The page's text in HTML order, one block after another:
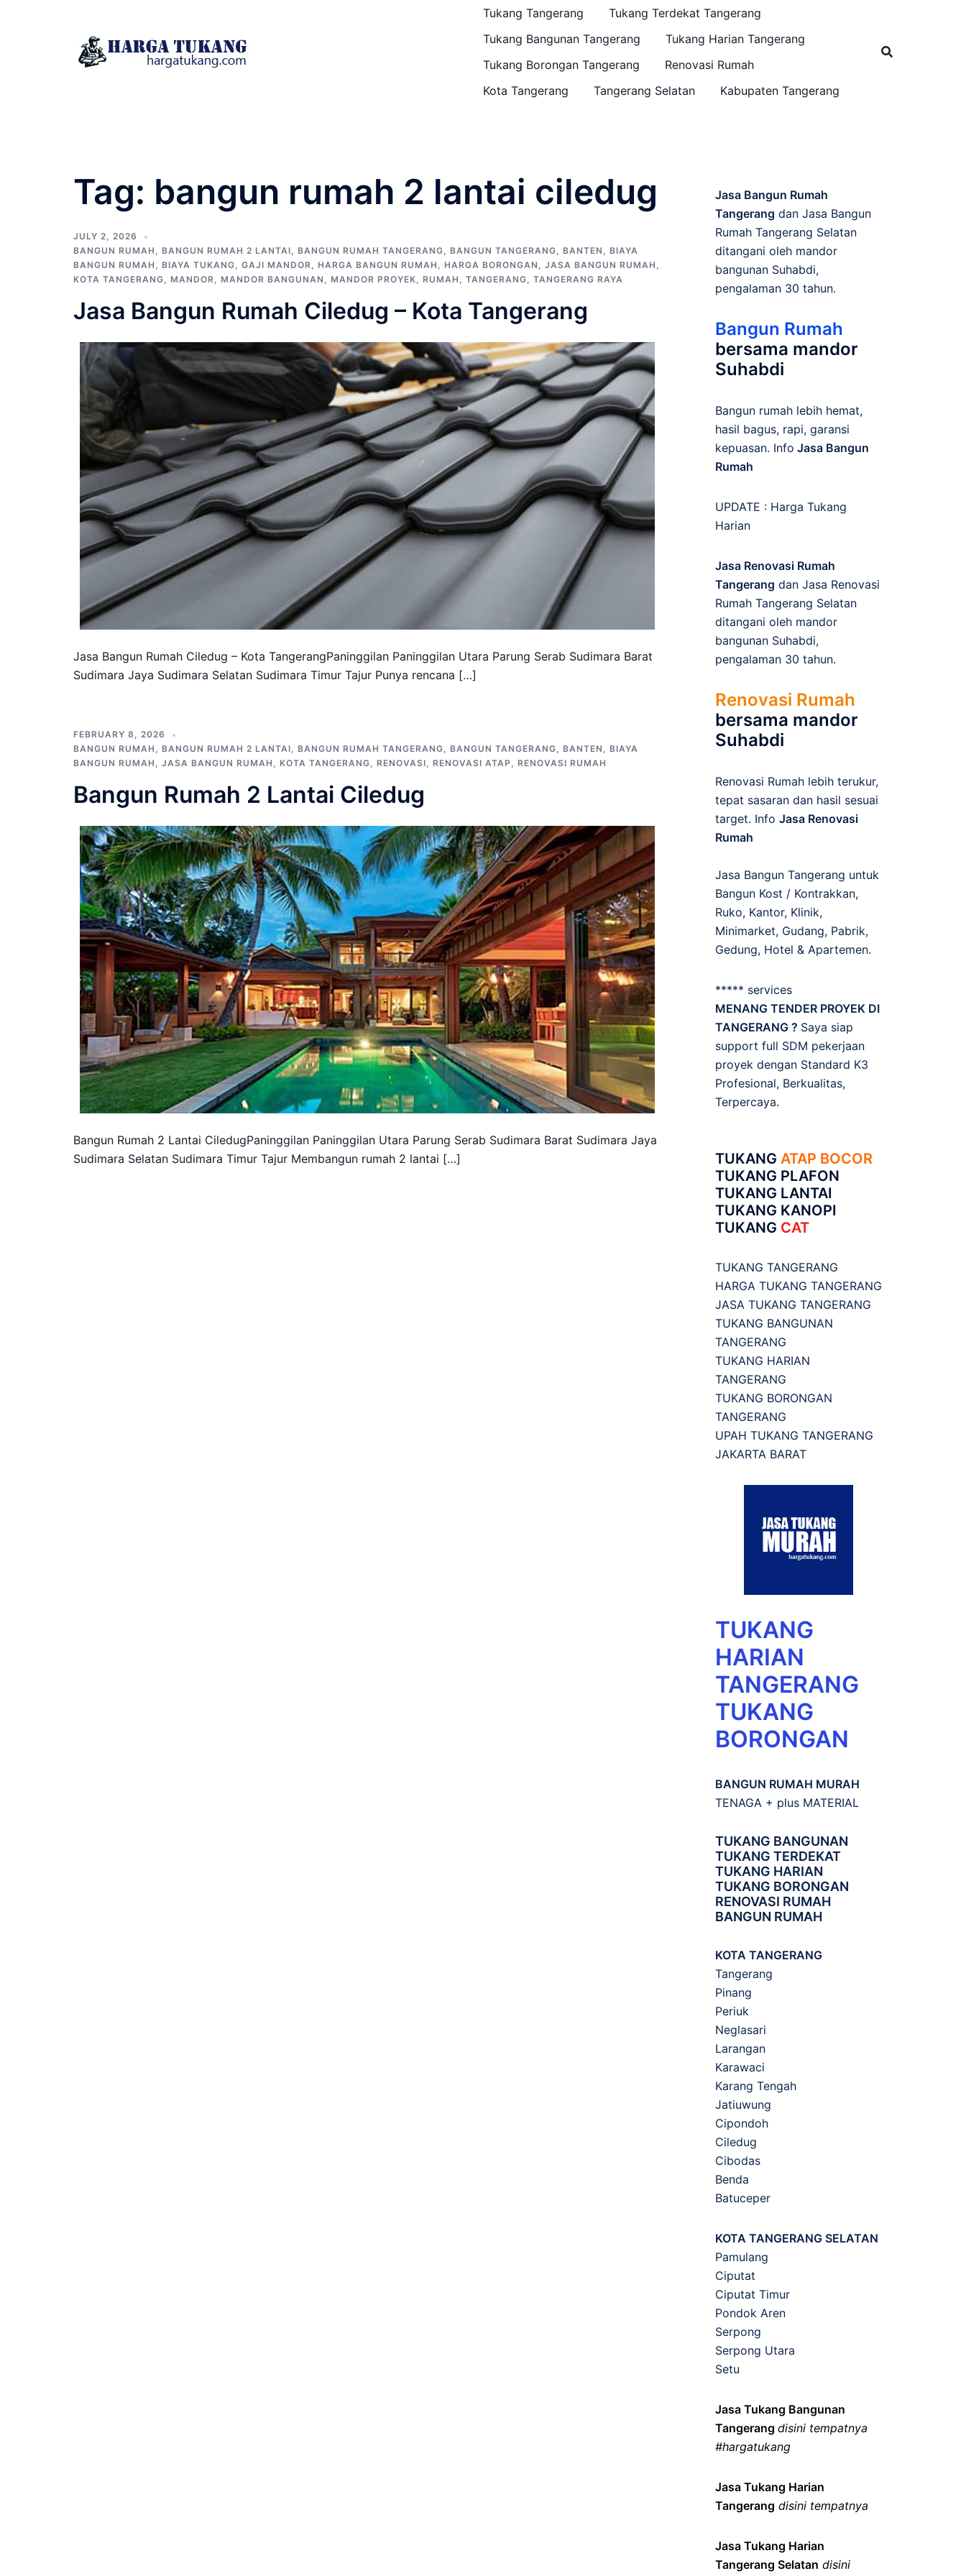
Tukang Tangerang
Tukang Terdekat Tangerang
Tukang Bangunan Tangerang
Tukang Harian Tangerang
Tukang Borongan Tangerang
Renovasi Rumah
Kota Tangerang
Tangerang Selatan Kabupaten Tangerang
Tag: bangun rumah 2 lantai ciledug
JULY 2, 2026
BANGUN RUMAH , BANGUN RUMAH 2 LANTAI, BANGUN RUMAH TANGERANG, BANGUN TANGERANG, BANTEN , BIAYA
BANGUN RUMAH , BIAYA TUKANG, GAJI MANDOR, HARGA BANGUN RUMAH , HARGA BORONGAN , JASA BANGUN RUMAH ,
KOTA TANGERANG, MANDOR, MANDOR BANGUNAN , MANDOR PROYEK, RUMAH , TANGERANG, TANGERANG RAYA
Jasa Bangun Rumah Ciledug – Kota Tangerang
Jasa Bangun Rumah Ciledug – Kota TangerangPaninggilan Paninggilan Utara Parung Serab Sudimara Barat
Sudimara Jaya Sudimara Selatan Sudimara Timur Tajur Punya rencana […]
FEBRUARY 8, 2026
BANGUN RUMAH , BANGUN RUMAH 2 LANTAI, BANGUN RUMAH TANGERANG, BANGUN TANGERANG, BANTEN , BIAYA
BANGUN RUMAH , JASA BANGUN RUMAH , KOTA TANGERANG, RENOVASI, RENOVASI ATAP , RENOVASI RUMAH
Bangun Rumah 2 Lantai Ciledug
Bangun Rumah 2 Lantai CiledugPaninggilan Paninggilan Utara Parung Serab Sudimara Barat Sudimara Jaya
Sudimara Selatan Sudimara Timur Tajur Membangun rumah 2 lantai […]
Jasa Bangun Rumah
Tangerang dan Jasa Bangun
Rumah Tangerang Selatan
ditangani oleh mandor
bangunan Suhabdi,
pengalaman 30 tahun.
Bangun Rumah
bersama mandor
Suhabdi
Bangun rumah lebih hemat,
hasil bagus, rapi, garansi
kepuasan. Info Jasa Bangun
Rumah
UPDATE : Harga Tukang
Harian
Jasa Renovasi Rumah
Tangerang dan Jasa Renovasi
Rumah Tangerang Selatan
ditangani oleh mandor
bangunan Suhabdi,
pengalaman 30 tahun.
Renovasi Rumah
bersama mandor
Suhabdi
Renovasi Rumah lebih terukur,
tepat sasaran dan hasil sesuai
target. Info Jasa Renovasi
Rumah
Jasa Bangun Tangerang untuk
Bangun Kost / Kontrakkan,
Ruko, Kantor, Klinik,
Minimarket, Gudang, Pabrik,
Gedung, Hotel & Apartemen.
***** services
MENANG TENDER PROYEK DI
TANGERANG ? Saya siap
support full SDM pekerjaan
proyek dengan Standard K3
Profesional, Berkualitas,
Terpercaya.
TUKANG ATAP BOCOR
TUKANG PLAFON
TUKANG LANTAI
TUKANG KANOPI
TUKANG CAT
TUKANG TANGERANG
HARGA TUKANG TANGERANG
JASA TUKANG TANGERANG
TUKANG BANGUNAN
TANGERANG
TUKANG HARIAN
TANGERANG
TUKANG BORONGAN
TANGERANG
UPAH TUKANG TANGERANG
JAKARTA BARAT
TUKANG
HARIAN
TANGERANG
TUKANG
BORONGAN
BANGUN RUMAH MURAH
TENAGA + plus MATERIAL
TUKANG BANGUNAN
TUKANG TERDEKAT
TUKANG HARIAN
TUKANG BORONGAN
RENOVASI RUMAH
BANGUN RUMAH
KOTA TANGERANG
Tangerang
Pinang
Periuk
Neglasari
Larangan
Karawaci
Karang Tengah
Jatiuwung
Cipondoh
Ciledug
Cibodas
Benda
Batuceper
KOTA TANGERANG SELATAN
Pamulang
Ciputat
Ciputat Timur
Pondok Aren
Serpong
Serpong Utara
Setu
Jasa Tukang Bangunan
Tangerang disini tempatnya
#hargatukang
Jasa Tukang Harian
Tangerang disini tempatnya
Jasa Tukang Harian
Tangerang Selatan disini